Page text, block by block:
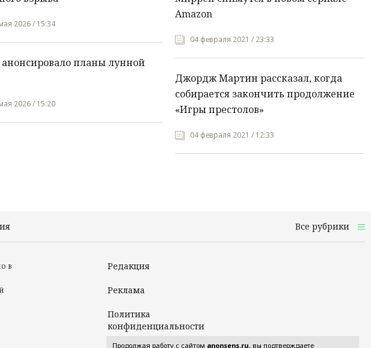
2026 / 15:34
анонсировало планы лунной
2026 / 15:20
Amazon
04 февраля 2021 / 23:33
Джордж Мартин рассказал, когда
собирается закончить продолжение
«Игры престолов»
04 февраля 2021 / 12:33
Все рубрики
в
Редакция
Реклама
Политика
конфиденциальности
Продолжая работу с сайтом anonsens.ru, вы подтверждаете